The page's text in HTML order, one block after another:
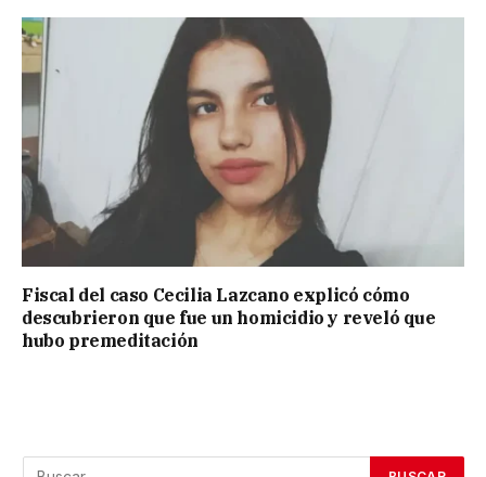
Fiscal del caso Cecilia Lazcano explicó cómo
descubrieron que fue un homicidio y reveló que
hubo premeditación